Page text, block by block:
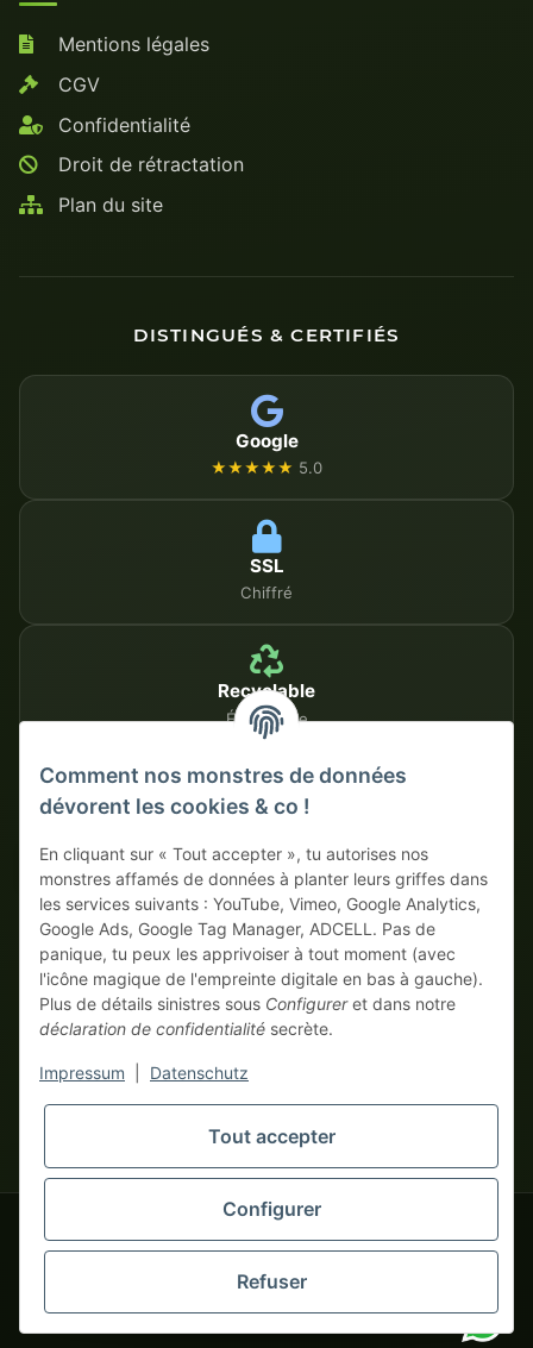
Mentions légales
CGV
Confidentialité
Droit de rétractation
Plan du site
DISTINGUÉS & CERTIFIÉS
Google
★★★★★ 5.0
SSL
Chiffré
Recyclable
Écologique
MÉTHODES DE PAIEMENT SÉCURISÉES
Sur facture Paiement anticipé avec escompte
vrais monstres business commandent ! Vente uniquement aux
entrepreneurs (§ 14 BGB), aucun client particulier (§ 13 BGB).
Les prix en devises étrangères sont indicatifs et se basent sur le
taux de change actuel. La devise contractuelle est l'euro (EUR).
© 2020-2026 tapemonster - Tous droits réservés. Design by
Des milliers de clients satisfaits depuis 2020
Comment nos monstres de données
dévorent les cookies & co !
En cliquant sur « Tout accepter », tu autorises nos
monstres affamés de données à planter leurs griffes dans
les services suivants : YouTube, Vimeo, Google Analytics,
Google Ads, Google Tag Manager, ADCELL. Pas de
panique, tu peux les apprivoiser à tout moment (avec
l'icône magique de l'empreinte digitale en bas à gauche).
Plus de détails sinistres sous Configureret dans notre
déclaration de confidentialité secrète.
Impressum Datenschutz
Tout accepter
Configurer
Refuser